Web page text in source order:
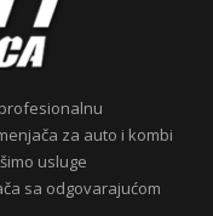
za auto i kombi
usluge
sa odgovarajućom